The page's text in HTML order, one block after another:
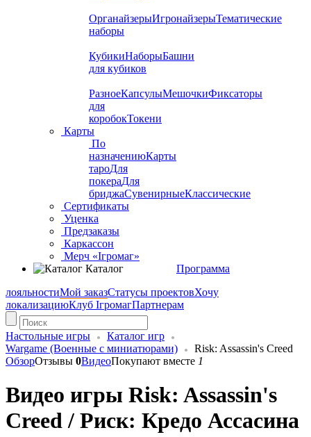
ОрганайзерыИгронайзерыТематические
наборы
КубикиНаборыБашни
для кубиков
РазноеКапсулыМешочкиФиксаторы
для
коробокТокени
Карты
По
назначениюКарты
тароДля
покераДля
бриджаСувенирныеКлассические
Сертификаты
Уценка
Предзаказы
Каркассон
Мерч «Ігромаг»
Каталог
Программа
лояльностиМой заказСтатусы проектовХочу
локализациюКлуб ІгромагПартнерам
Настольные игры
Каталог игр
Wargame (Военные с миниатюрами)
Risk: Assassin's Creed
ОбзорОтзывы 0ВидеоПокупают вместе 1
Видео игры Risk: Assassin's
Creed / Риск: Кредо Ассасина